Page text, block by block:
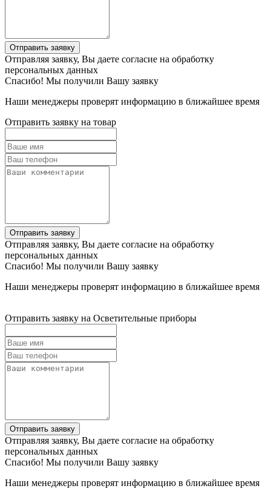
Отправить заявку
Отправляя заявку, Вы даете согласие на обработку
персональных данных
Спасибо! Мы получили Вашу заявку
Наши менеджеры проверят информацию в ближайшее время
Отправить заявку на товар
Отправить заявку
Отправляя заявку, Вы даете согласие на обработку
персональных данных
Спасибо! Мы получили Вашу заявку
Наши менеджеры проверят информацию в ближайшее время
Отправить заявку на Осветительные приборы
Отправить заявку
Отправляя заявку, Вы даете согласие на обработку
персональных данных
Спасибо! Мы получили Вашу заявку
Наши менеджеры проверят информацию в ближайшее время